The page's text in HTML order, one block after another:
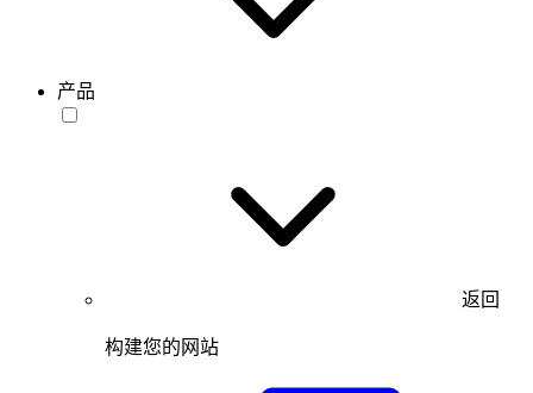
产品
返回
构建您的网站